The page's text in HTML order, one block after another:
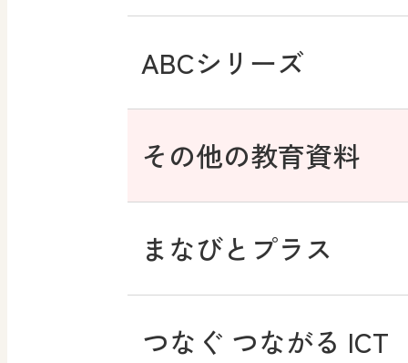
ABCシリーズ
その他の教育資料
まなびとプラス
つなぐ つながる ICT